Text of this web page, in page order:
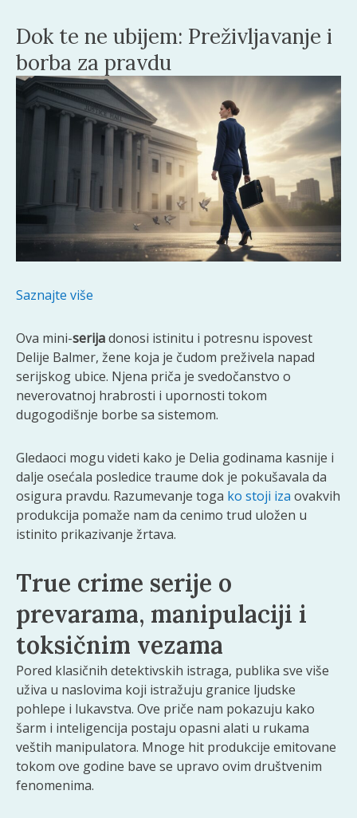
Dok te ne ubijem: Preživljavanje i
borba za pravdu
Saznajte više
Ova mini-serijadonosi istinitu i potresnu ispovest
Delije Balmer, žene koja je čudom preživela napad
serijskog ubice. Njena priča je svedočanstvo o
neverovatnoj hrabrosti i upornosti tokom
dugogodišnje borbe sa sistemom.
Gledaoci mogu videti kako je Delia godinama kasnije i
dalje osećala posledice traume dok je pokušavala da
osigura pravdu. Razumevanje toga ko stoji iza ovakvih
produkcija pomaže nam da cenimo trud uložen u
istinito prikazivanje žrtava.
True crime serije o
prevarama, manipulaciji i
toksičnim vezama
Pored klasičnih detektivskih istraga, publika sve više
uživa u naslovima koji istražuju granice ljudske
pohlepe i lukavstva. Ove priče nam pokazuju kako
šarm i inteligencija postaju opasni alati u rukama
veštih manipulatora. Mnoge hit produkcije emitovane
tokom ove godine bave se upravo ovim društvenim
fenomenima.